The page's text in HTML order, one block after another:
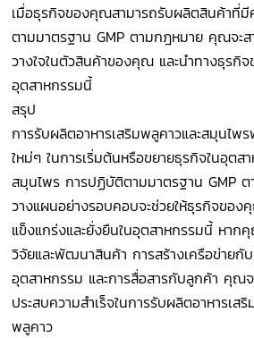
เมื่อธุรกิจของคุณสามารถรับผลิตสินค้าที่
ตามมาตรฐาน GMP ตามกฎหมาย คุณจะส
วางใจในตัวสินค้าของคุณ และนำทางธุรกิ
อุตสาหกรรมนี้
สรุป
การรับผลิตอาหารเสริมพลูคาวและสมุนไพ
ใหม่ๆ ในการเริ่มต้นหรือขยายธุรกิจในอุตส
สมุนไพร การปฏิบัติตามมาตรฐาน GMP ต
วางแผนอย่างรอบคอบจะช่วยให้ธุรกิจของ
แข็งแกร่งและยั่งยืนในอุตสาหกรรมนี้ หา
วิจัยและพัฒนาสินค้า การสร้างเครือข่ายกั
อุตสาหกรรม และการสื่อสารกับลูกค้า คุณ
ประสบความสำเร็จในการรับผลิตอาหารเส
พลูคาว